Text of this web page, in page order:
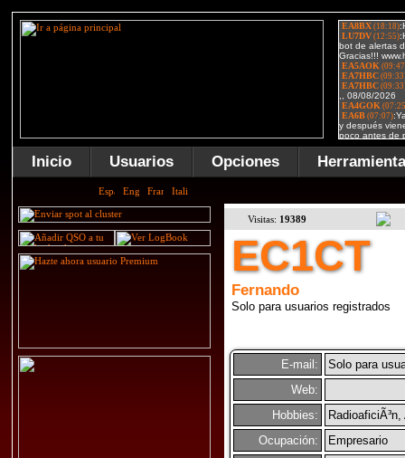
Inicio Usuarios Opciones
Visitas: 19389
EC1CT
Fernando
Solo para usuarios registrados
E-mail:
Solo para
Web:
Hobbies:
Ocupación:
Empresario